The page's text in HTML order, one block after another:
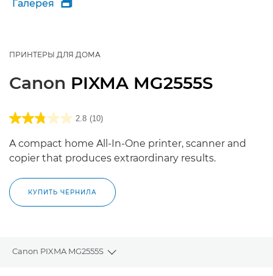
Галерея 
ПРИНТЕРЫ ДЛЯ ДОМА
Canon PIXMA MG2555S
2.8 (10)
A compact home All-In-One printer, scanner and
copier that produces extraordinary results.
КУПИТЬ ЧЕРНИЛА
Canon PIXMA MG2555S
Toggle breadcrumbs